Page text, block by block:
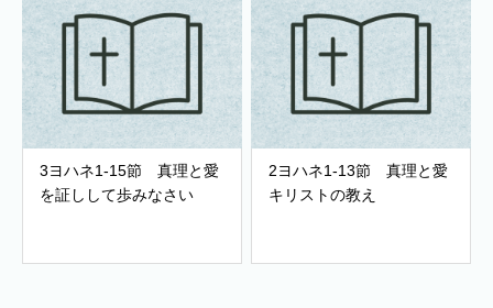
3ヨハネ1-15節 真理と愛
を証しして歩みなさい
2ヨハネ1-13節 真理と愛
キリストの教え